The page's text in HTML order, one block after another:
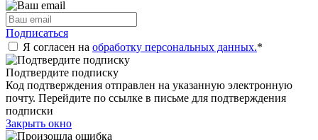
Подписаться
Я согласен на обработку персональных данных.*
Подтвердите подписку
Код подтверждения отправлен на указанную электронную
почту. Перейдите по ссылке в письме для подтверждения
подписки
Закрыть окно